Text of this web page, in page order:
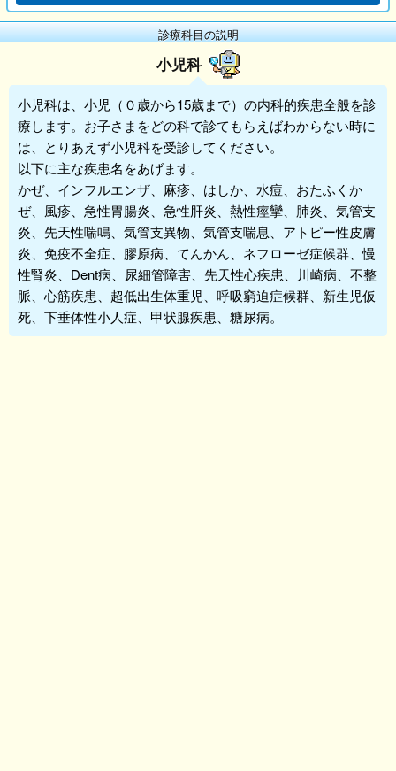
診療科目の説明
小児科
小児科は、小児（０歳から15歳まで）の内科的疾患全般を診
療します。お子さまをどの科で診てもらえばわからない時に
は、とりあえず小児科を受診してください。
以下に主な疾患名をあげます。
かぜ、インフルエンザ、麻疹、はしか、水痘、おたふくか
ぜ、風疹、急性胃腸炎、急性肝炎、熱性痙攣、肺炎、気管支
炎、先天性喘鳴、気管支異物、気管支喘息、アトピー性皮膚
炎、免疫不全症、膠原病、てんかん、ネフローゼ症候群、慢
性腎炎、Dent病、尿細管障害、先天性心疾患、川崎病、不整
脈、心筋疾患、超低出生体重児、呼吸窮迫症候群、新生児仮
死、下垂体性小人症、甲状腺疾患、糖尿病。